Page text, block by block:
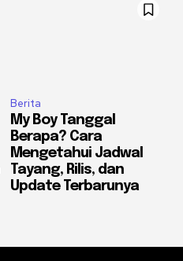
Berita
My Boy Tanggal
Berapa? Cara
Mengetahui Jadwal
Tayang, Rilis, dan
Update Terbarunya